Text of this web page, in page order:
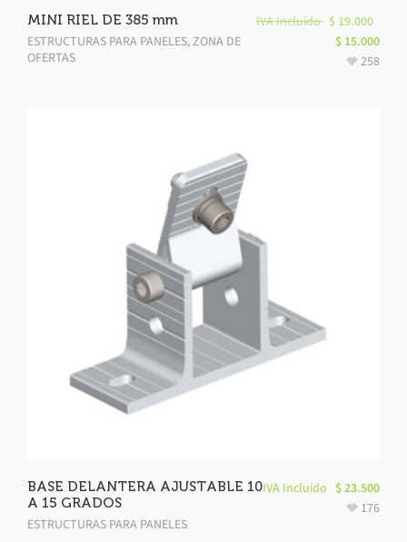
MINI RIEL DE 385 mm
ESTRUCTURAS PARA PANELES,ZONA DE
OFERTAS
IVA Incluido $ 19.000
$ 15.000
258
BASE DELANTERA AJUSTABLE 10
A 15 GRADOS
ESTRUCTURAS PARA PANELES
IVA Incluido $23.500
176